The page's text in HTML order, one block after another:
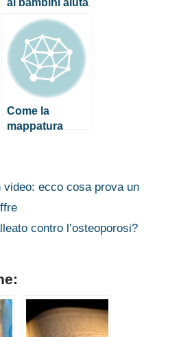
a svilupparne il
linguaggio
Come la
mappatura
video: ecco cosa prova un
contro l’osteoporosi?